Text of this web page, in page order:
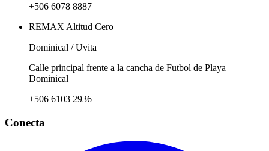
+506 6078 8887
REMAX Altitud Cero
Dominical / Uvita
Calle principal frente a la cancha de Futbol de Playa
Dominical
+506 6103 2936
Conecta